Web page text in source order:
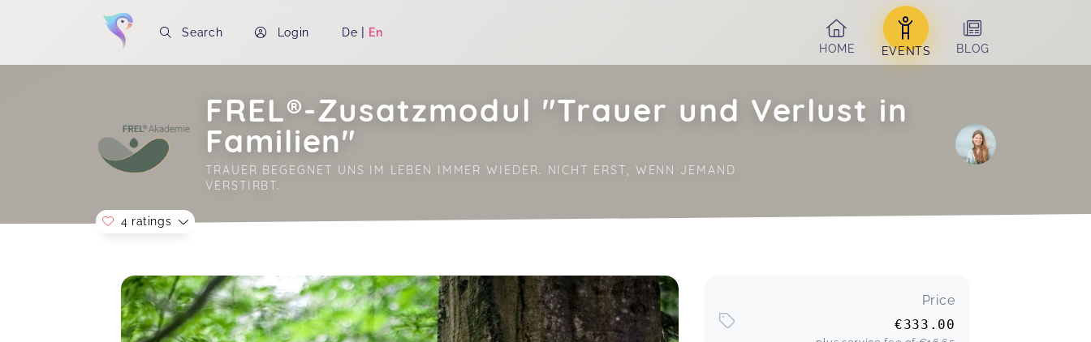
Search Login De | En
HOME
EVENTS BLOG
FREL®-Zusatzmodul "Trauer und Verlust in
Familien"
TRAUER BEGEGNET UNS IM LEBEN IMMER WIEDER. NICHT ERST, WENN JEMAND
VERSTIRBT.
Soon you will learn more about me here...
4 ratings
Was für ein wunderbares und
wertvolles Modul! Ich bin so so
dankbar, dass ich den Schritt gewagt
habe und damit auch (noch einmal)
Absolut Empfehlenswert. ♥️ Anna
vermittelt das Thema total vielseitig
und sehr einfühlsam. Gerade die
Komponenten Trauer & Tod werden in
Price
€333.00